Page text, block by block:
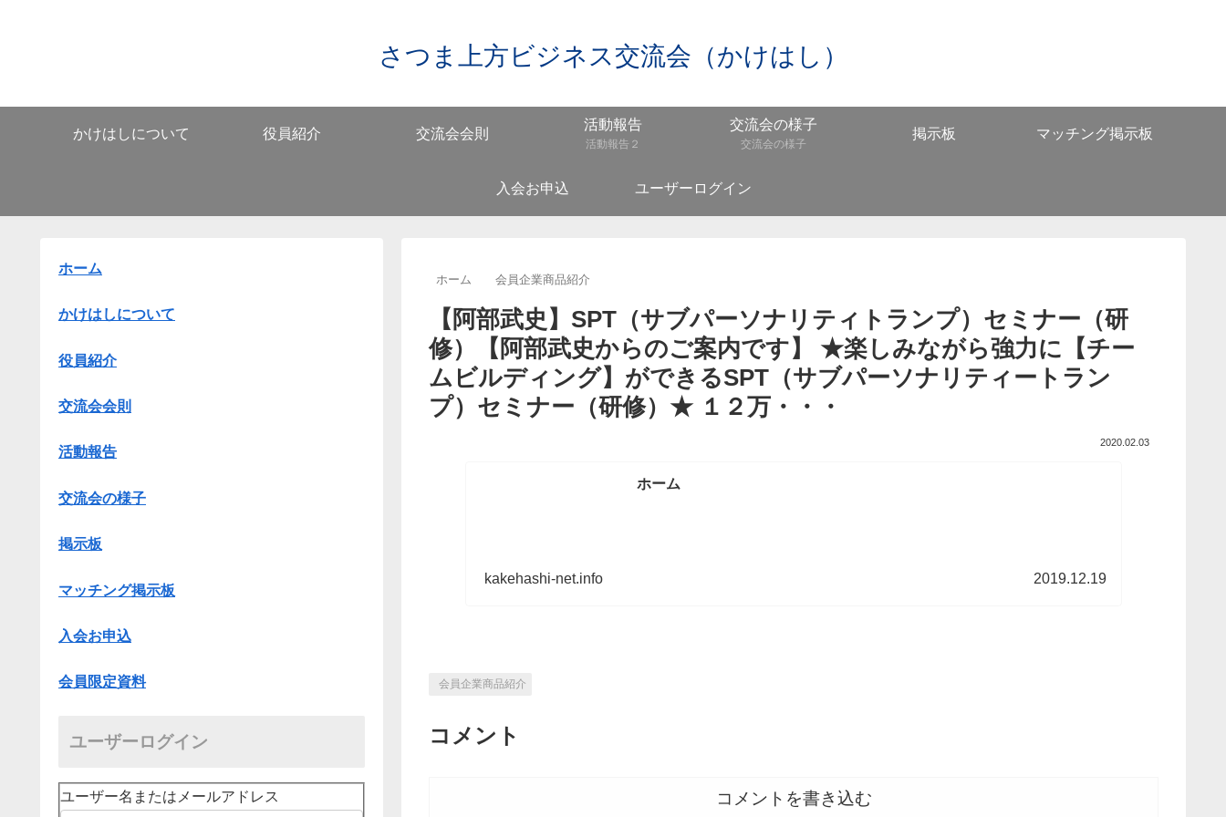
さつま上方ビジネス交流会（かけはし）
かけはしについて 役員紹介 交流会会則
活動報告
活動報告２
交流会の様子
交流会の様子
掲示板 マッチング掲示板
入会お申込 ユーザーログイン
ホーム 会員企業商品紹介
【阿部武史】SPT（サブパーソナリティトランプ）セミナー（研
修）【阿部武史からのご案内です】 ★楽しみながら強力に【チー
ムビルディング】ができるSPT（サブパーソナリティートラン
プ）セミナー（研修）★ １２万・・・
2020.02.03
ホーム
kakehashi-net.info 2019.12.19
会員企業商品紹介
コメント
コメントを書き込む
ホーム
かけはしについて
役員紹介
交流会会則
活動報告
交流会の様子
掲示板
マッチング掲示板
入会お申込
会員限定資料
ユーザーログイン
ユーザー名またはメールアドレス